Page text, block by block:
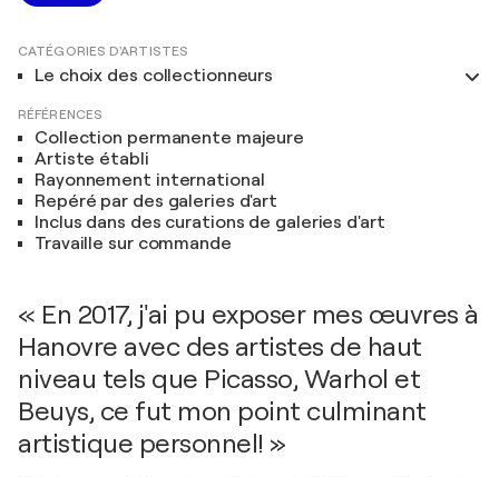
CATÉGORIES D'ARTISTES
Le choix des collectionneurs
RÉFÉRENCES
Collection permanente majeure
Artiste établi
Rayonnement international
Repéré par des galeries d'art
Inclus dans des curations de galeries d'art
Travaille sur commande
« En 2017, j'ai pu exposer mes œuvres à
Hanovre avec des artistes de haut
niveau tels que Picasso, Warhol et
Beuys, ce fut mon point culminant
artistique personnel! »